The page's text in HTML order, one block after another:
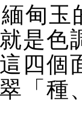
甸玉
是色
四個
「種